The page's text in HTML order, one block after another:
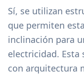
Sí, se utilizan
que permiten
inclinación para
electricidad. Esta
con arquitectura